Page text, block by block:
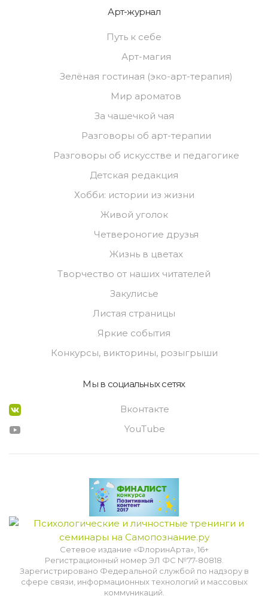
Арт-журнал
Путь к себе
Арт-магия
Зелёная гостиная (эко-арт-терапия)
Мир ароматов
За чашечкой чая
Разговоры об арт-терапии
Разговоры об искусстве и педагогике
Детская редакция
Хобби: истории из жизни
Живой уголок
Четвероногие друзья
Жизнь в цветах
Творчество от наших читателей
Закулисье
Листая страницы
Яркие события
Конкурсы, викторины, розыгрыши
Мы в социальных сетях
Вконтакте
YouTube
Сетевое издание «ФлоринАрта», 16+
Регистрационный номер ЭЛ ФС №77-80818.
Зарегистрировано Федеральной службой по надзору в
сфере связи, информационных технологий и массовых
коммуникаций.